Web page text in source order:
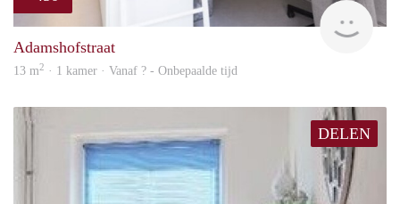
Adamshofstraat
13 m2 · 1 kamer · Vanaf ? - Onbepaalde tijd
DELEN